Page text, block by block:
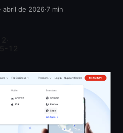
abril de 2026·7 min